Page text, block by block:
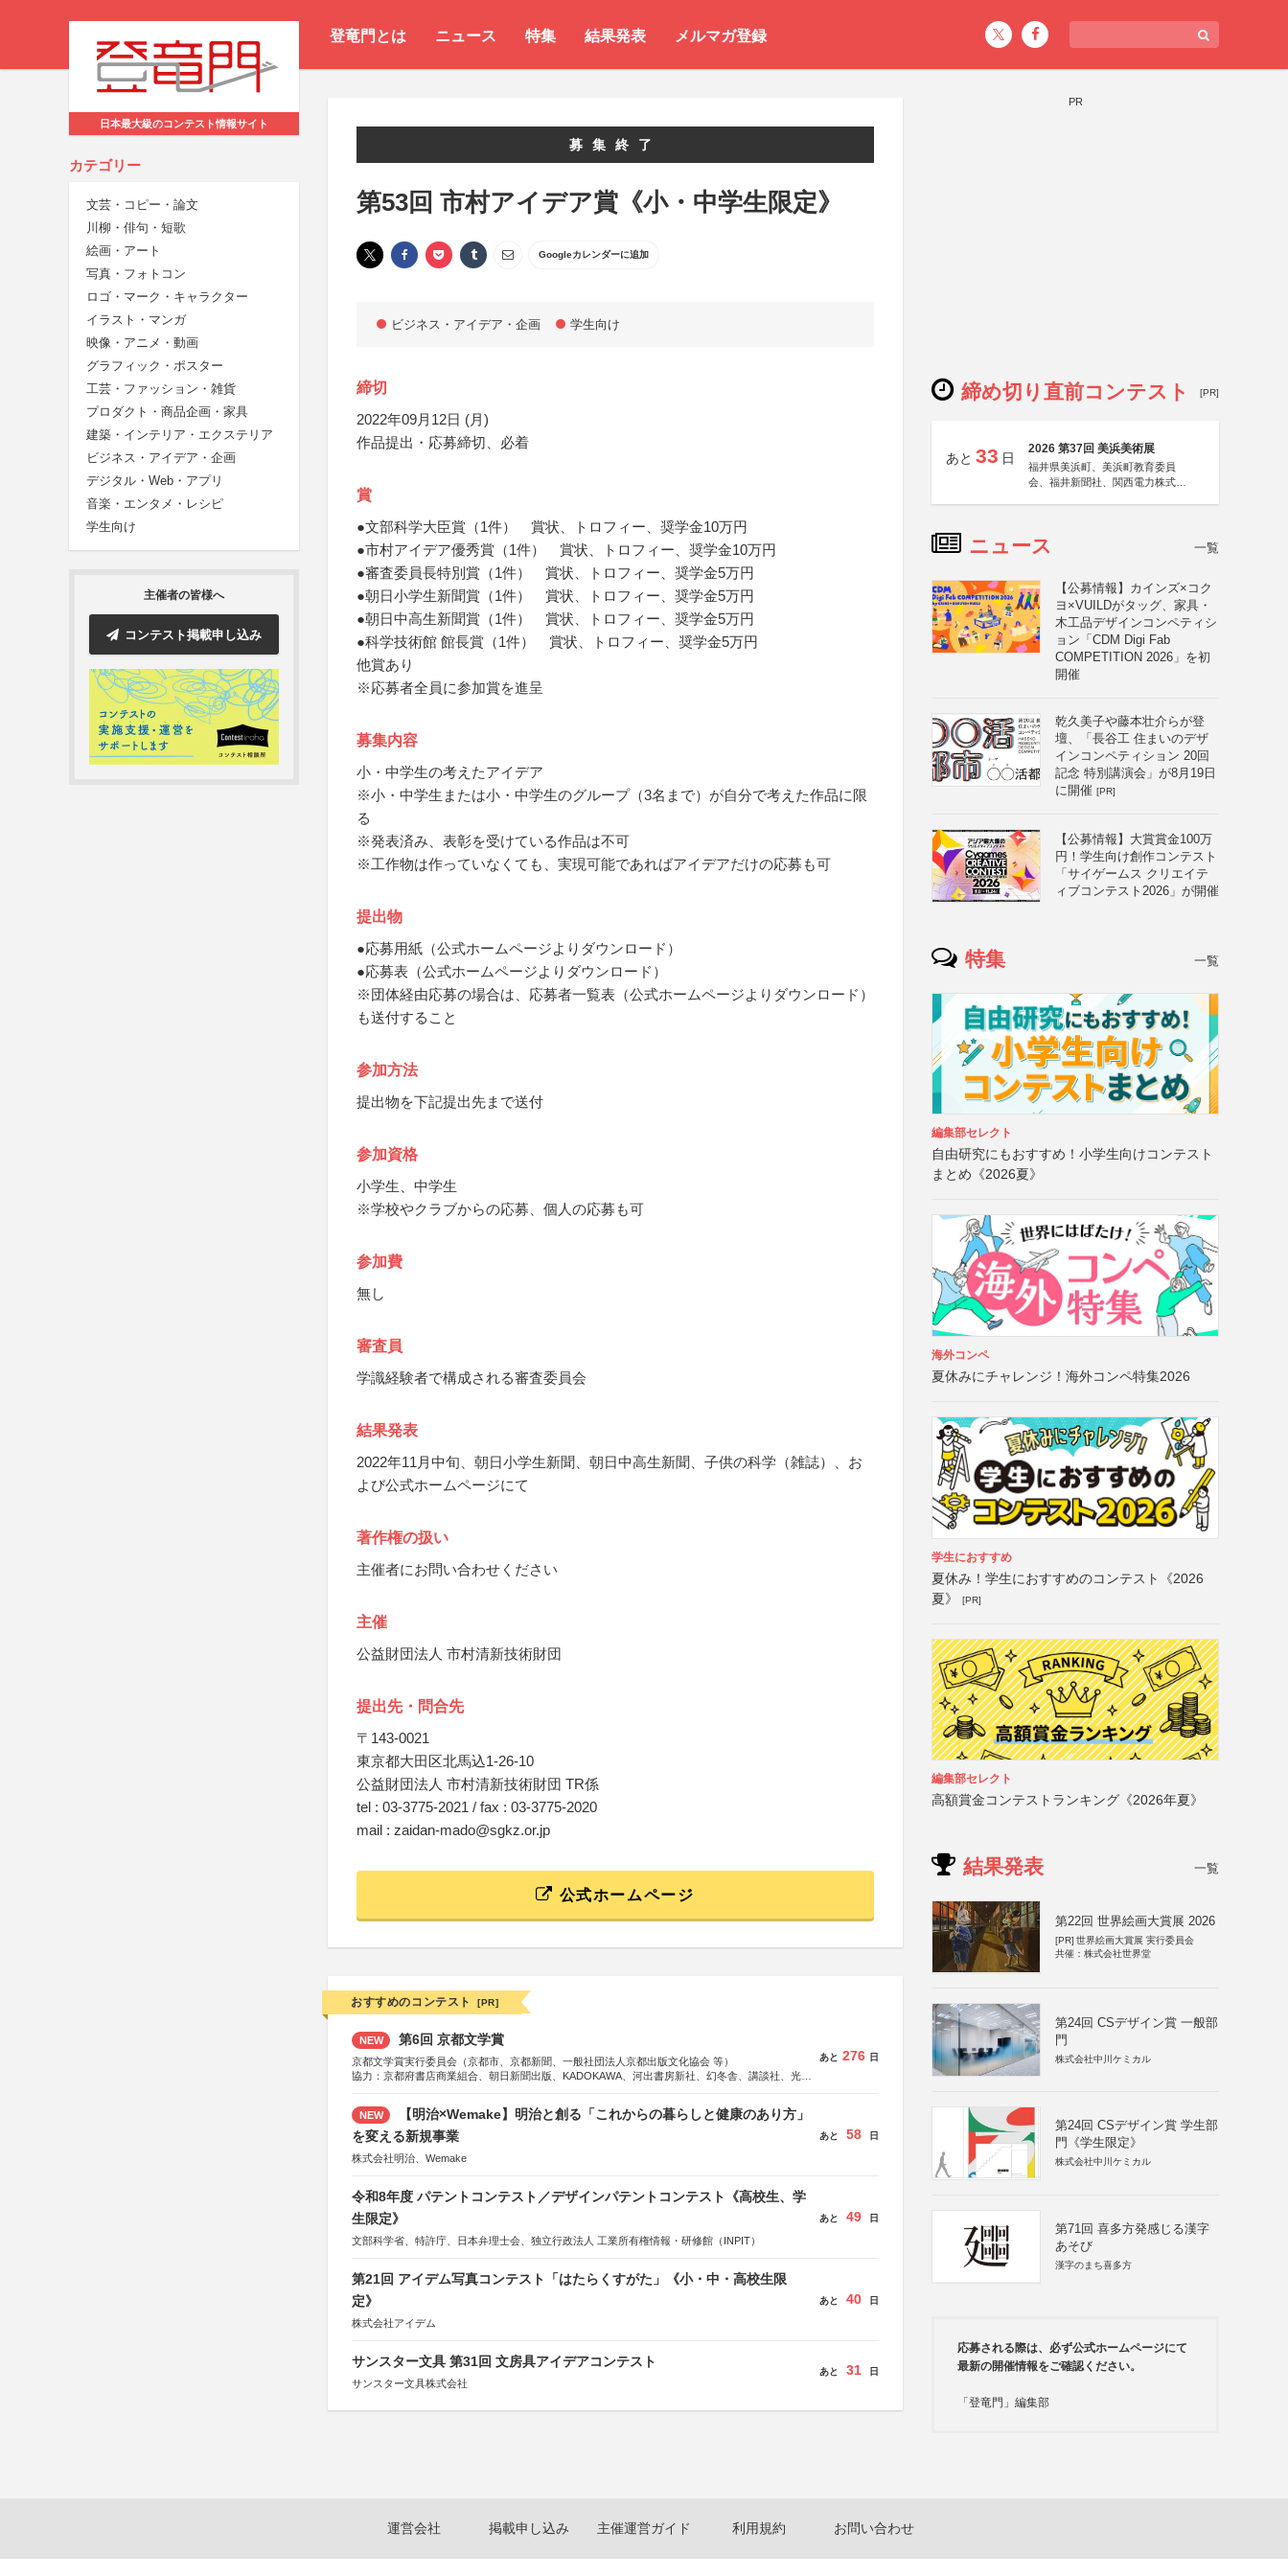
登竜門とは ニュース 特集 結果発表 メルマガ登録
日本最大級のコンテスト情報サイト
カテゴリー
文芸・コピー・論文
川柳・俳句・短歌
絵画・アート
写真・フォトコン
ロゴ・マーク・キャラクター
イラスト・マンガ
映像・アニメ・動画
グラフィック・ポスター
工芸・ファッション・雑貨
プロダクト・商品企画・家具
建築・インテリア・エクステリア
ビジネス・アイデア・企画
デジタル・Web・アプリ
音楽・エンタメ・レシピ
学生向け
主催者の皆様へ
コンテスト掲載申し込み
募集終了
第53回 市村アイデア賞《小・中学生限定》
Googleカレンダーに追加
ビジネス・アイデア・企画 学生向け
締切
2022年09月12日 (月)
作品提出・応募締切、必着
賞
●文部科学大臣賞（1件） 賞状、トロフィー、奨学金10万円
●市村アイデア優秀賞（1件） 賞状、トロフィー、奨学金10万円
●審査委員長特別賞（1件） 賞状、トロフィー、奨学金5万円
●朝日小学生新聞賞（1件） 賞状、トロフィー、奨学金5万円
●朝日中高生新聞賞（1件） 賞状、トロフィー、奨学金5万円
●科学技術館 館長賞（1件） 賞状、トロフィー、奨学金5万円
他賞あり
※応募者全員に参加賞を進呈
募集内容
小・中学生の考えたアイデア
※小・中学生または小・中学生のグループ（3名まで）が自分で考えた作品に限
る
※発表済み、表彰を受けている作品は不可
※工作物は作っていなくても、実現可能であればアイデアだけの応募も可
提出物
●応募用紙（公式ホームページよりダウンロード）
●応募表（公式ホームページよりダウンロード）
※団体経由応募の場合は、応募者一覧表（公式ホームページよりダウンロード）
も送付すること
参加方法
提出物を下記提出先まで送付
参加資格
小学生、中学生
※学校やクラブからの応募、個人の応募も可
参加費
無し
審査員
学識経験者で構成される審査委員会
結果発表
2022年11月中旬、朝日小学生新聞、朝日中高生新聞、子供の科学（雑誌）、お
よび公式ホームページにて
著作権の扱い
主催者にお問い合わせください
主催
公益財団法人 市村清新技術財団
提出先・問合先
〒143-0021
東京都大田区北馬込1-26-10
公益財団法人 市村清新技術財団 TR係
tel : 03-3775-2021 / fax : 03-3775-2020
mail : zaidan-mado@sgkz.or.jp
公式ホームページ
おすすめのコンテスト [PR]
NEW 第6回 京都文学賞
京都文学賞実行委員会（京都市、京都新聞、一般社団法人京都出版文化協会 等）
協力：京都府書店商業組合、朝日新聞出版、KADOKAWA、河出書房新社、幻冬舎、講談社、光文
研究所、双葉社、文藝春秋、ポプラ社、毎日新聞出版
あと 276 日
NEW
【明治×Wemake】明治と創る「これからの暮らしと健康のあり方」
を変える新規事業
株式会社明治、Wemake
あと 58 日
令和8年度 パテントコンテスト／デザインパテントコンテスト《高校生、学
生限定》
文部科学省、特許庁、日本弁理士会、独立行政法人 工業所有権情報・研修館（INPIT）
あと 49 日
第21回 アイデム写真コンテスト「はたらくすがた」《小・中・高校生限
定》
株式会社アイデム
あと 40 日
サンスター文具 第31回 文房具アイデアコンテスト
サンスター文具株式会社
あと 31 日
PR
締め切り直前コンテスト [PR]
あと 33 日
2026 第37回 美浜美術展
福井県美浜町、美浜町教育委員
会、福井新聞社、関西電力株式会
ニュース 一覧
【公募情報】カインズ×コク
ヨ×VUILDがタッグ、家具・
木工品デザインコンペティシ
ョン「CDM Digi Fab
COMPETITION 2026」を初
開催
乾久美子や藤本壮介らが登
壇、「長谷工 住まいのデザ
インコンペティション 20回
記念 特別講演会」が8月19日
に開催 [PR]
【公募情報】大賞賞金100万
円！学生向け創作コンテスト
「サイゲームス クリエイテ
ィブコンテスト2026」が開催
特集 一覧
編集部セレクト
自由研究にもおすすめ！小学生向けコンテスト
まとめ《2026夏》
海外コンペ
夏休みにチャレンジ！海外コンペ特集2026
学生におすすめ
夏休み！学生におすすめのコンテスト《2026
夏》
[PR]
編集部セレクト
高額賞金コンテストランキング《2026年夏》
結果発表 一覧
第22回 世界絵画大賞展 2026
[PR] 世界絵画大賞展 実行委員会
共催：株式会社世界堂
第24回 CSデザイン賞 一般部
門
株式会社中川ケミカル
第24回 CSデザイン賞 学生部
門《学生限定》
株式会社中川ケミカル
第71回 喜多方発感じる漢字
あそび
漢字のまち喜多方
応募される際は、必ず公式ホームページにて
最新の開催情報をご確認ください。
「登竜門」編集部
運営会社 掲載申し込み 主催運営ガイド 利用規約 お問い合わせ